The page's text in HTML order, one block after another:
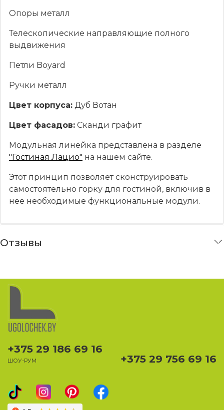
Опоры металл
Телескопические направляющие полного
выдвижения
Петли Boyard
Ручки металл
Цвет корпуса: Дуб Вотан
Цвет фасадов: Сканди графит
Модульная линейка представлена в разделе
"Гостиная Лацио" на нашем сайте.
Этот принцип позволяет сконструировать
самостоятельно горку для гостиной, включив в
нее необходимые функциональные модули.
Отзывы
+375 29 186 69 16
ШОУ-РУМ +375 29 756 69 16